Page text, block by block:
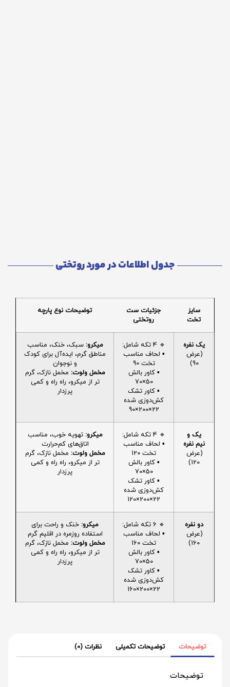
جدول اطلاعات در مورد روتختی
سایز
تخت
جزئیات ست
روتختی
توضیحات نوع پارچه
یک نفره
(عرض
90)
🔹 4 تکه شامل:
▪️ لحاف مناسب
تخت 90
▪️ کاور بالش
50×70
▪️ کاور تشک
کش‌دوزی شده
22×200×90
میکرو: سبک، خنک، مناسب
مناطق گرم، ایده‌آل برای کودک
و نوجوان
مخمل ولوت: مخمل نازک، گرم
تر از میکرو، راه راه و کمی
پرزدار
یک و
نیم نفره
(عرض
120)
🔹 4 تکه شامل:
▪️ لحاف مناسب
تخت 120
▪️ کاور بالش
50×70
▪️ کاور تشک
کش‌دوزی شده
22×200×120
میکرو: تهویه خوب، مناسب
اتاق‌های کم‌حرارت
مخمل ولوت: مخمل نازک، گرم
تر از میکرو، راه راه و کمی
پرزدار
دو نفره
(عرض
160)
🔹 6 تکه شامل:
▪️ لحاف مناسب
تخت 160
▪️ کاور بالش
50×70
▪️ کاور تشک
کش‌دوزی شده
22×200×160
میکرو: خنک و راحت برای
استفاده روزمره در اقلیم گرم
مخمل ولوت: مخمل نازک، گرم
تر از میکرو، راه راه و کمی
پرزدار
توضیحات توضیحات تکمیلی نظرات (0)
توضیحات